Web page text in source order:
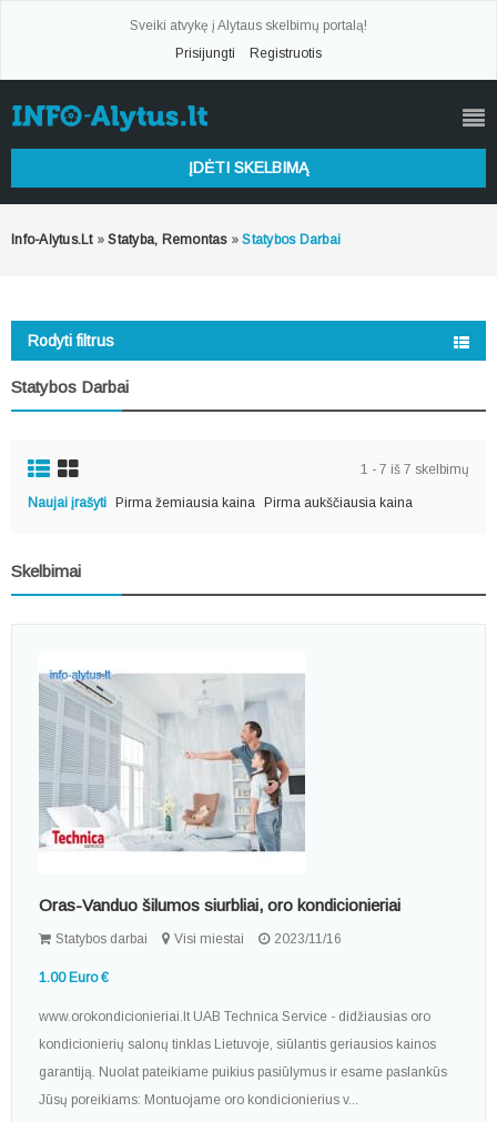
Sveiki atvykę į Alytaus skelbimų portalą!
Prisijungti
Registruotis
ĮDĖTI SKELBIMĄ
Info-Alytus.lt »Statyba, Remontas »Statybos Darbai
Rodyti filtrus
Statybos Darbai
1 - 7 iš 7 skelbimų
Naujai įrašyti Pirma žemiausia kaina Pirma aukščiausia kaina
Skelbimai
Oras-Vanduo šilumos siurbliai, oro kondicionieriai
Statybos darbai Visi miestai 2023/11/16
1.00 Euro €
www.orokondicionieriai.lt UAB Technica Service - didžiausias oro
kondicionierių salonų tinklas Lietuvoje, siūlantis geriausios kainos
garantiją. Nuolat pateikiame puikius pasiūlymus ir esame paslankūs
Jūsų poreikiams: Montuojame oro kondicionierius v...